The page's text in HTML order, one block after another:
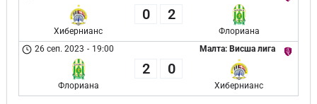
Хибернианс
0 2
Флориана
Малта: Висша лига
26 сеп. 2023 - 19:00
Флориана
2 0
Хибернианс